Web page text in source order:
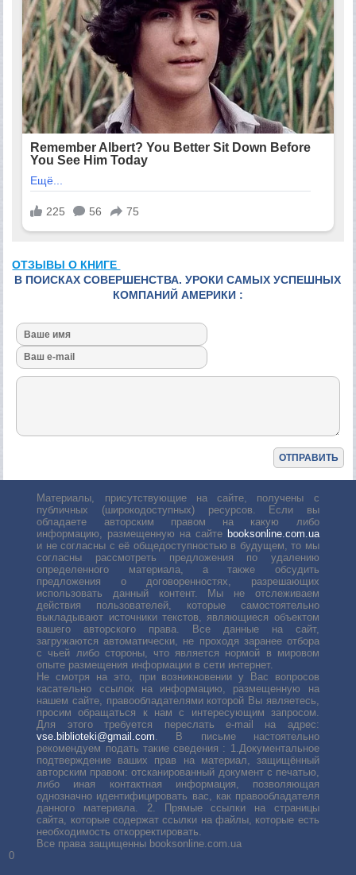
ОТЗЫВЫ О КНИГЕ
В ПОИСКАХ СОВЕРШЕНСТВА. УРОКИ САМЫХ УСПЕШНЫХ
КОМПАНИЙ АМЕРИКИ :
Материалы, присутствующие на сайте, получены с
публичных (широкодоступных) ресурсов. Если вы
обладаете авторским правом на какую либо
информацию, размещенную на сайте booksonline.com.ua
и не согласны с её общедоступностью в будущем, то мы
согласны рассмотреть предложения по удалению
определенного материала, а также обсудить
предложения о договоренностях, разрешающих
использовать данный контент. Мы не отслеживаем
действия пользователей, которые самостоятельно
выкладывают источники текстов, являющиеся объектом
вашего авторского права. Все данные на сайт,
загружаются автоматически, не проходя заранее отбора
с чьей либо стороны, что является нормой в мировом
опыте размещения информации в сети интернет.
Не смотря на это, при возникновении у Вас вопросов
касательно ссылок на информацию, размещенную на
нашем сайте, правообладателями которой Вы являетесь,
просим обращаться к нам с интересующим запросом.
Для этого требуется переслать е-mail на адрес:
vse.biblioteki@gmail.com . В письме настоятельно
рекомендуем подать такие сведения : 1.Документальное
подтверждение ваших прав на материал, защищённый
авторским правом: отсканированный документ с печатью,
либо иная контактная информация, позволяющая
однозначно идентифицировать вас, как правообладателя
данного материала. 2. Прямые ссылки на страницы
сайта, которые содержат ссылки на файлы, которые есть
необходимость откорректировать.
Все права защищенны booksonline.com.ua
0